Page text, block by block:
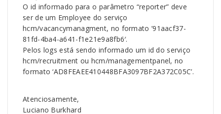
O id informado para o parâmetro “reporter” deve
ser de um Employee do serviço
hcm/vacancymanagment, no formato ’91aacf37-
81fd-4ba4-a641-f1e21e9a8fb6′.
Pelos logs está sendo informado um id do serviço
hcm/recruitment ou hcm/managementpanel, no
formato ‘AD8FEAEE410448BFA3097BF2A372C05C’.
Atenciosamente,
Luciano Burkhard